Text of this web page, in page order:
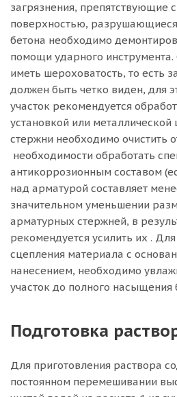
загрязнения, препятствующие
поверхностью,
бетона необходимо
помощи ударного
иметь шероховатость, то есть
должен быть четко виден, для
участок рекомендуется
установкой или
стержни необходимо очистить
необходимости обработать
антикоррозионным составом
над арматурой составляет
значительном уменьшении
арматурных стержней, в
рекомендуется усилить их .
сцепления материала с
нанесением, необходимо
участок до полного насыщения
Подготовка
Для приготовления раствора
постоянном перемешивании